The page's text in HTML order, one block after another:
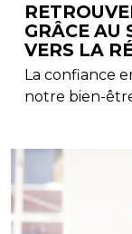
GRÂCE AU
VERS LA
La confiance
notre bien-